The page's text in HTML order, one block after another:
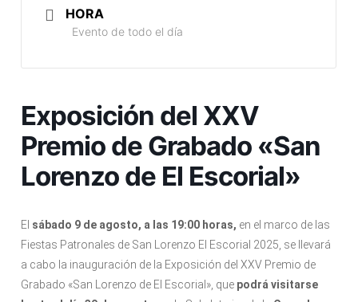
HORA
Evento de todo el día
Exposición del XXV
Premio de Grabado «San
Lorenzo de El Escorial»
El sábado 9 de agosto, a las 19:00 horas, en el marco de las
Fiestas Patronales de San Lorenzo El Escorial 2025, se llevará
a cabo la inauguración de la Exposición del XXV Premio de
Grabado «San Lorenzo de El Escorial», que podrá visitarse